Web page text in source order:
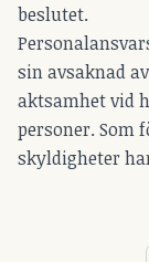
beslutet.
sin avsaknad
aktsamhet vid
personer. Som
skyldigheter